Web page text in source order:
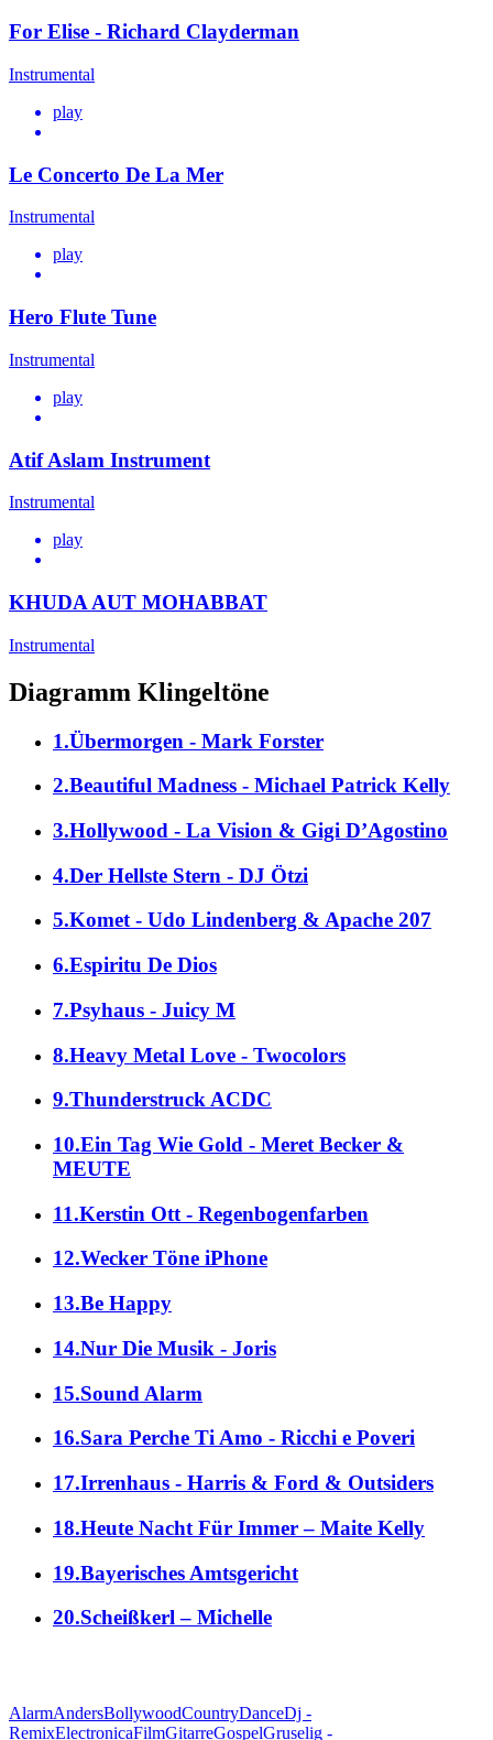
For Elise - Richard Clayderman
Instrumental
play
Le Concerto De La Mer
Instrumental
play
Hero Flute Tune
Instrumental
play
Atif Aslam Instrument
Instrumental
play
KHUDA AUT MOHABBAT
Instrumental
Diagramm Klingeltöne
1.Übermorgen - Mark Forster
2.Beautiful Madness - Michael Patrick Kelly
3.Hollywood - La Vision & Gigi D’Agostino
4.Der Hellste Stern - DJ Ötzi
5.Komet - Udo Lindenberg & Apache 207
6.Espiritu De Dios
7.Psyhaus - Juicy M
8.Heavy Metal Love - Twocolors
9.Thunderstruck ACDC
10.Ein Tag Wie Gold - Meret Becker &
MEUTE
11.Kerstin Ott - Regenbogenfarben
12.Wecker Töne iPhone
13.Be Happy
14.Nur Die Musik - Joris
15.Sound Alarm
16.Sara Perche Ti Amo - Ricchi e Poveri
17.Irrenhaus - Harris & Ford & Outsiders
18.Heute Nacht Für Immer – Maite Kelly
19.Bayerisches Amtsgericht
20.Scheißkerl – Michelle
AlarmAndersBollywoodCountryDanceDj -
RemixElectronicaFilmGitarreGospelGruselig -